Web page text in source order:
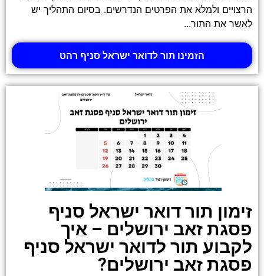
הרצויים ולמלא את הפרטים הנדרשים. בסיום התהליך יש
לאשר את התור...
הזמינו תור לדואר ישראל סניף רהט
זימון תור דואר ישראל סניף
פסגת זאב ירושלים – איך
לקבוע תור לדואר ישראל סניף
פסגת זאב ירושלים?